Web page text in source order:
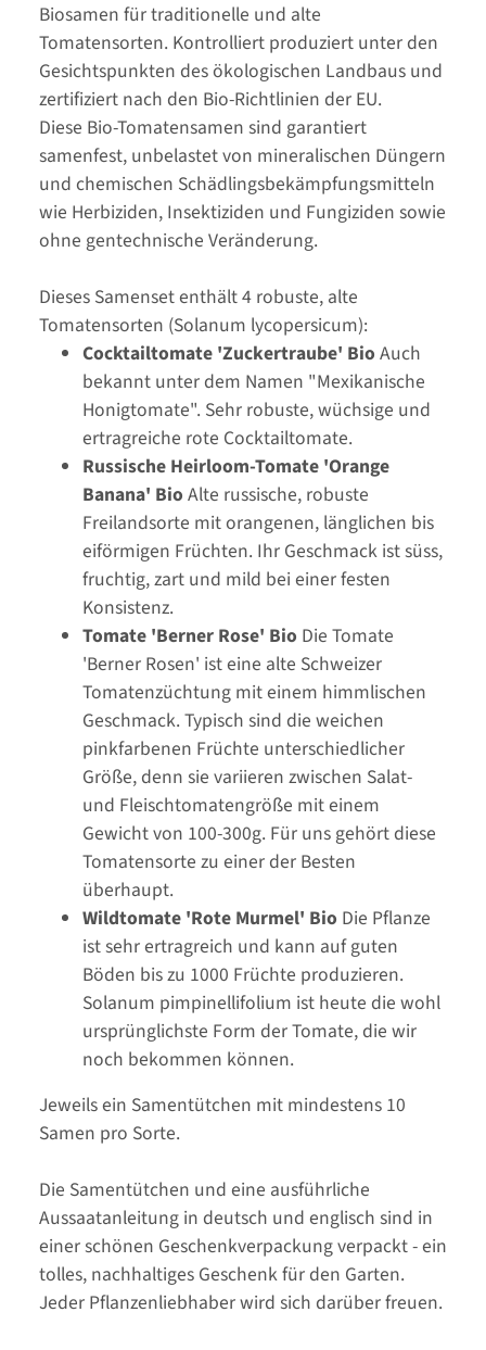
Biosamen für traditionelle und alte
Tomatensorten. Kontrolliert produziert unter den
Gesichtspunkten des ökologischen Landbaus und
zertifiziert nach den Bio-Richtlinien der EU.
Diese Bio-Tomatensamen sind garantiert
samenfest, unbelastet von mineralischen Düngern
und chemischen Schädlingsbekämpfungsmitteln
wie Herbiziden, Insektiziden und Fungiziden sowie
ohne gentechnische Veränderung.
Dieses Samenset enthält 4 robuste, alte
Tomatensorten (Solanum lycopersicum):
Cocktailtomate 'Zuckertraube' Bio Auch
bekannt unter dem Namen "Mexikanische
Honigtomate". Sehr robuste, wüchsige und
ertragreiche rote Cocktailtomate.
Russische Heirloom-Tomate 'Orange
Banana' Bio Alte russische, robuste
Freilandsorte mit orangenen, länglichen bis
eiförmigen Früchten. Ihr Geschmack ist süss,
fruchtig, zart und mild bei einer festen
Konsistenz.
Tomate 'Berner Rose' Bio Die Tomate
'Berner Rosen' ist eine alte Schweizer
Tomatenzüchtung mit einem himmlischen
Geschmack. Typisch sind die weichen
pinkfarbenen Früchte unterschiedlicher
Größe, denn sie variieren zwischen Salat-
und Fleischtomatengröße mit einem
Gewicht von 100-300g. Für uns gehört diese
Tomatensorte zu einer der Besten
überhaupt.
Wildtomate 'Rote Murmel' Bio Die Pflanze
ist sehr ertragreich und kann auf guten
Böden bis zu 1000 Früchte produzieren.
Solanum pimpinellifolium ist heute die wohl
ursprünglichste Form der Tomate, die wir
noch bekommen können.
Jeweils ein Samentütchen mit mindestens 10
Samen pro Sorte.
Die Samentütchen und eine ausführliche
Aussaatanleitung in deutsch und englisch sind in
einer schönen Geschenkverpackung verpackt - ein
tolles, nachhaltiges Geschenk für den Garten.
Jeder Pflanzenliebhaber wird sich darüber freuen.